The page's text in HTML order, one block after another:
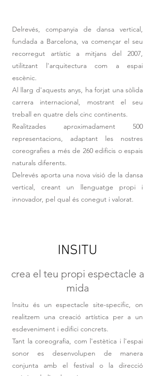
Delrevés, companyia de dansa vertical,
fundada a Barcelona, va començar el seu
recorregut artístic a mitjans del 2007,
utilitzant l'arquitectura com a espai
escènic.
Al llarg d'aquests anys, ha forjat una sòlida
carrera internacional, mostrant el seu
treball en quatre dels cinc continents.
Realitzades aproximadament 500
representacions, adaptant les nostres
coreografies a més de 260 edificis o espais
naturals diferents.
Delrevés aporta una nova visió de la dansa
vertical, creant un llenguatge propi i
innovador, pel qual és conegut i valorat.
INSITU
crea el teu propi espectacle a
mida
Insitu és un espectacle site-specific, on
realitzem una creació artística per a un
esdeveniment i edifici concrets.
Tant la coreografia, com l'estètica i l'espai
sonor es desenvolupen de manera
conjunta amb el festival o la direcció